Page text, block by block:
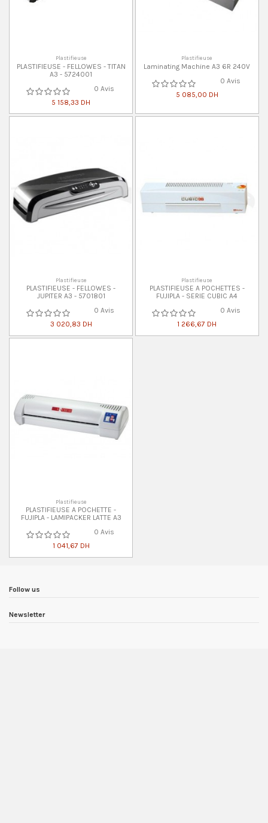
Plastifieuse
PLASTIFIEUSE - FELLOWES - TITAN
A3 - 5724001
0 Avis
5 158,33 DH
Plastifieuse
Laminating Machine A3 6R 240V
0 Avis
5 085,00 DH
Plastifieuse
PLASTIFIEUSE - FELLOWES -
JUPITER A3 - 5701801
0 Avis
3 020,83 DH
Plastifieuse
PLASTIFIEUSE A POCHETTES -
FUJIPLA - SERIE CUBIC A4
0 Avis
1 266,67 DH
Plastifieuse
PLASTIFIEUSE A POCHETTE -
FUJIPLA - LAMIPACKER LATTE A3
0 Avis
1 041,67 DH
Follow us
Newsletter